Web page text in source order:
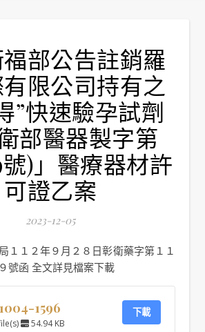
部公告註銷羅
限公司持有之
”快速驗孕試劑
部醫器製字第
)」醫療器材許
可證乙案
2023-12-05
號函 全文詳見檔案下載
1596
54.94 KB
下載